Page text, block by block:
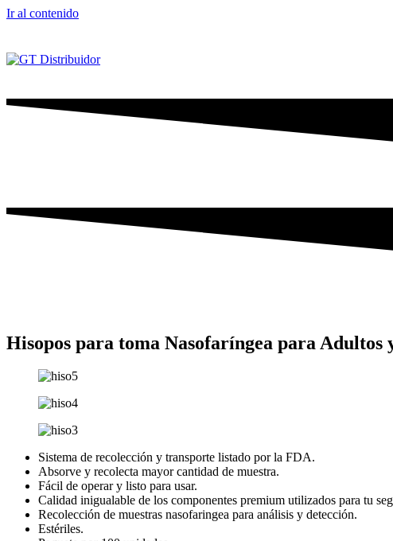
Ir al contenido
Hisopos para toma Nasofaríngea para Adultos
Sistema de recolección y transporte listado por la FDA.
Absorve y recolecta mayor cantidad de muestra.
Fácil de operar y listo para usar.
Calidad inigualable de los componentes premium utilizados para tu
Recolección de muestras nasofaringea para análisis y detección.
Estériles.